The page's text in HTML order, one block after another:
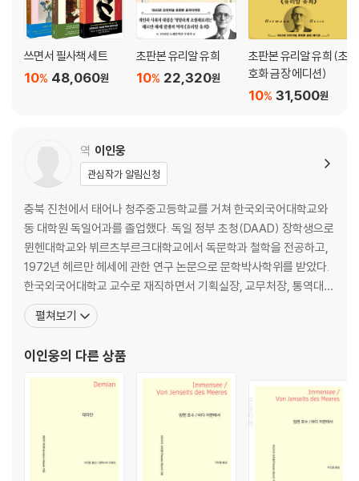
청소년 필독서?
다른 장르로 변주
문학 치료 및 문학 상담
연극
헤르만 헤세의 생애와 종교 편력(遍歷) / 이인웅
Ⅰ. 기독교적 출생과 성장
Ⅱ. 자아(自我)를 찾아가는 『데미안』의 싱클레어
Ⅲ. 동양의 지혜를 통한 전일성 투시
Ⅳ. 윤회 사상의 수용
Ⅴ. 도가 정신(道家精神)
에필로그
지은이에 대해
지은이 연보
쓰면서 필사책 세트
48,060원
10%
초판본 유리알 유희
22,320원
10%
초판본 유리알 유희 (초
호화 금장 에디션)
31,500원
10%
역 이인웅
관심작가 알림신청
충북 진천에서 태어나 청주중고등학교를 거쳐 한국외국어대학교와
동 대학원 독일어과를 졸업했다. 독일 정부 초청(DAAD) 장학생으로
뮌헨대학교와 뷔르츠부르크대학교에서 독문학과 철학을 전공하고,
1972년 헤르만 헤세에 관한 연구 논문으로 문학박사학위를 받았다.
한국외국어대학교 교수로 재직하면서 기획실장, 교무처장, 통역대학
원장, 부총장 등의 보직을 수행하고, 문교부 국어심의회 외래어표기
분과위원, 교육부 국비유학자문위원, 한국학술진흥재단 인문분과위
장, 한국독어독문학회장, 독일동문네트워크(ADeKo) 이사 등을 역
임했고
펼쳐보기
이인웅의 다른 상품